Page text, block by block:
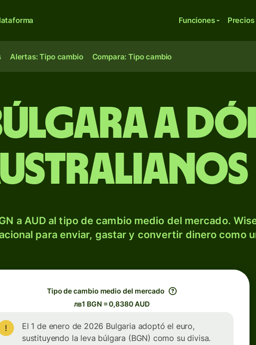
Funciones Precios
Alertas: Tipo cambio Compara: Tipo cambio
a
a AUD al tipo de cambio medio del mercado.
para enviar, gastar y convertir dinero como
Tipo de cambio medio del mercado
лв1 BGN = 0,8380 AUD
El 1 de enero de 2026 Bulgaria adoptó el euro,
sustituyendo la leva búlgara (BGN) como su divisa.